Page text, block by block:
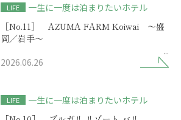
LIFE
一生に一度は泊まりたいホテル
［No.11］ AZUMA FARM Koiwai ～盛
岡／岩手～
歴史物語を秘めた小岩井農場に
2026.06.26
LIFE
一生に一度は泊まりたいホテル